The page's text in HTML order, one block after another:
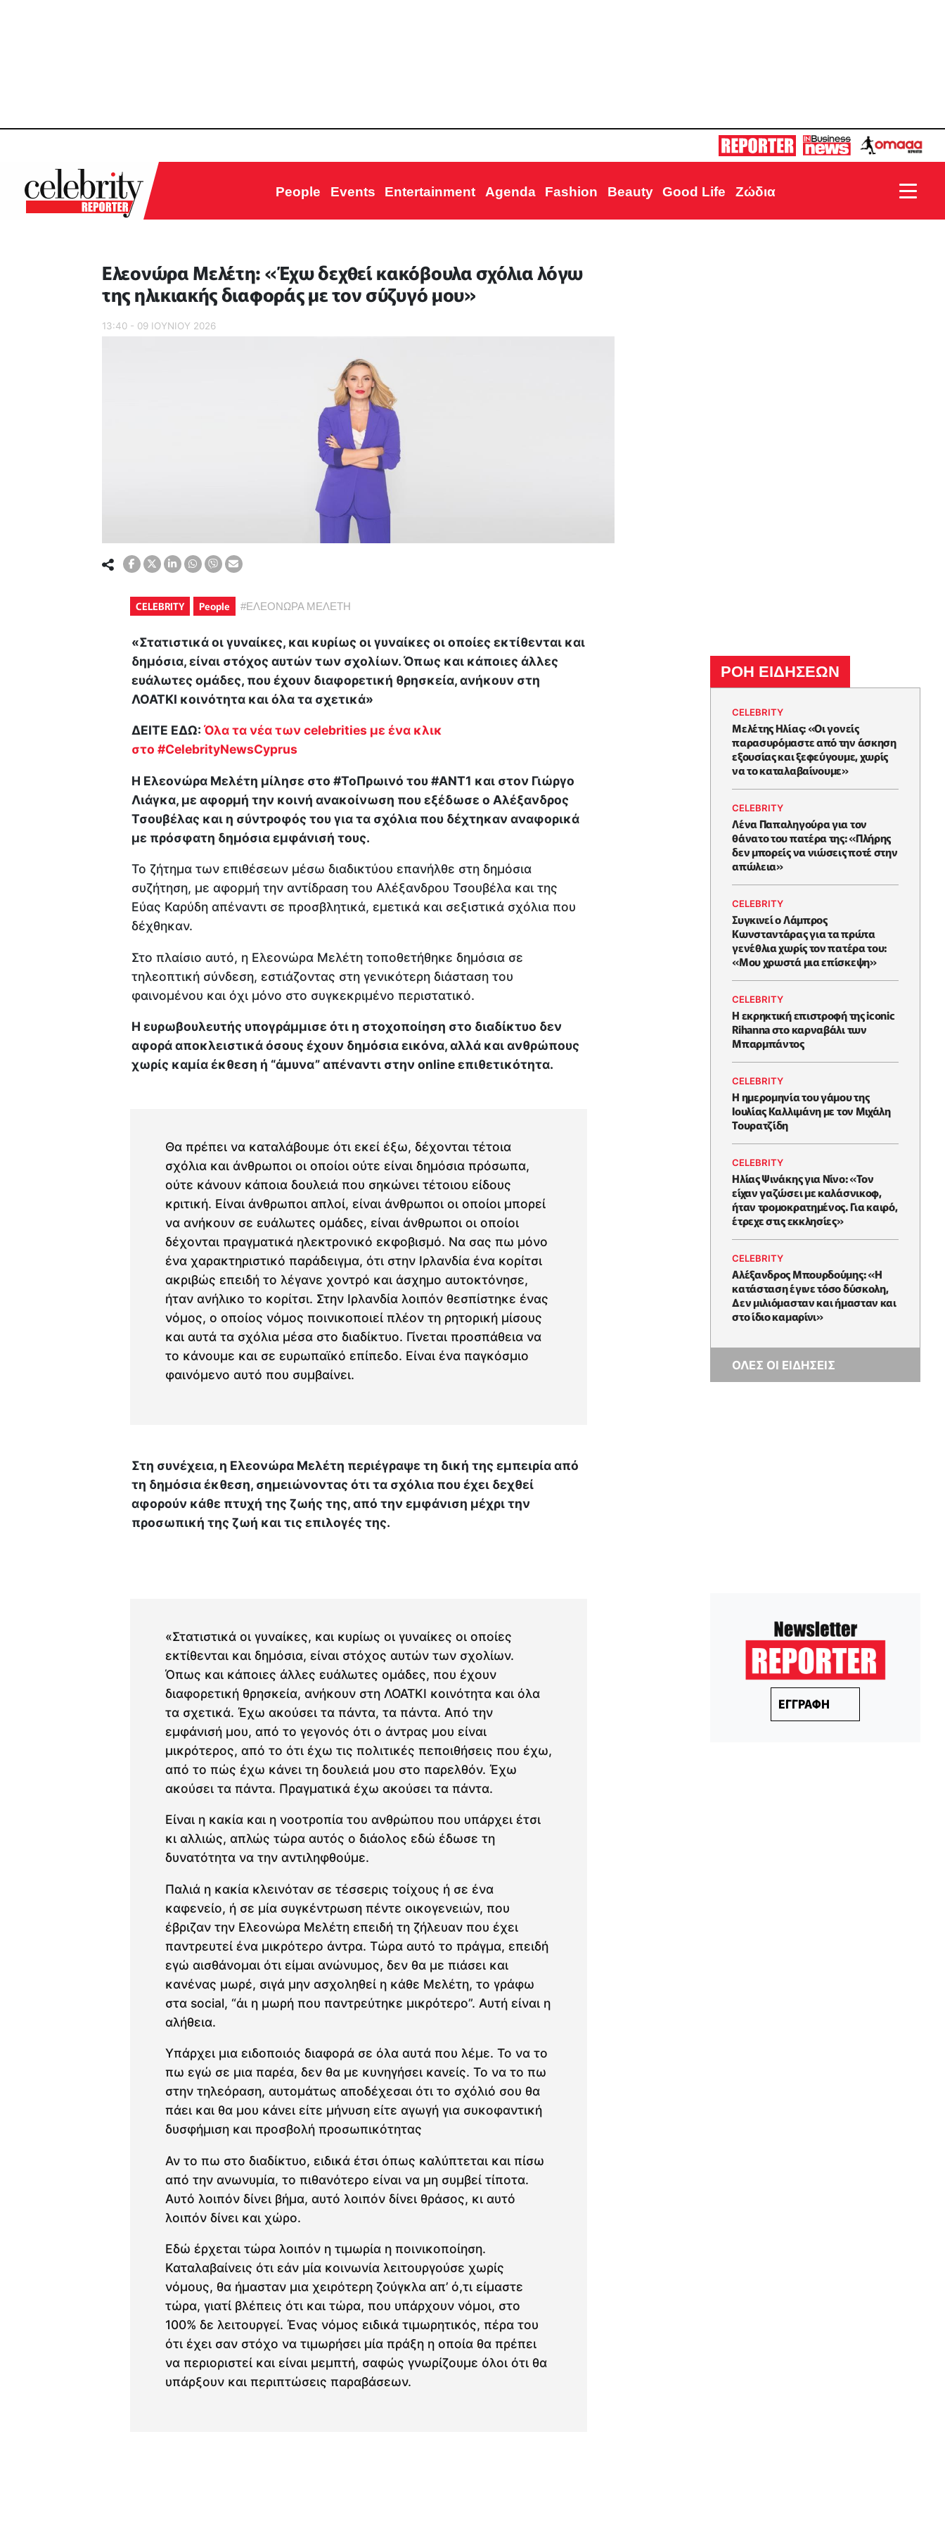
People Events Entertainment Agenda Fashion Beauty Good Life Ζώδια
Ελεονώρα Μελέτη: «Έχω δεχθεί κακόβουλα σχόλια λόγω
της ηλικιακής διαφοράς με τον σύζυγό μου»
13:40 - 09 ΙΟΥΝΙΟΥ 2026
CELEBRITY People #ΕΛΕΟΝΩΡΑ ΜΕΛΕΤΗ
«Στατιστικά οι γυναίκες, και κυρίως οι γυναίκες οι οποίες εκτίθενται και
δημόσια, είναι στόχος αυτών των σχολίων. Όπως και κάποιες άλλες
ευάλωτες ομάδες, που έχουν διαφορετική θρησκεία, ανήκουν στη
ΛΟΑΤΚΙ κοινότητα και όλα τα σχετικά»
ΔΕΙΤΕ ΕΔΩ: Όλα τα νέα των celebrities με ένα κλικ
στο #CelebrityNewsCyprus
Η Ελεονώρα Μελέτη μίλησε στο #ΤοΠρωινό του #ΑΝΤ1 και στον Γιώργο
Λιάγκα, με αφορμή την κοινή ανακοίνωση που εξέδωσε ο Αλέξανδρος
Τσουβέλας και η σύντροφός του για τα σχόλια που δέχτηκαν αναφορικά
με πρόσφατη δημόσια εμφάνισή τους.
Το ζήτημα των επιθέσεων μέσω διαδικτύου επανήλθε στη δημόσια
συζήτηση, με αφορμή την αντίδραση του Αλέξανδρου Τσουβέλα και της
Εύας Καρύδη απέναντι σε προσβλητικά, εμετικά και σεξιστικά σχόλια που
δέχθηκαν.
Στο πλαίσιο αυτό, η Ελεονώρα Μελέτη τοποθετήθηκε δημόσια σε
τηλεοπτική σύνδεση, εστιάζοντας στη γενικότερη διάσταση του
φαινομένου και όχι μόνο στο συγκεκριμένο περιστατικό.
Η ευρωβουλευτής υπογράμμισε ότι η στοχοποίηση στο διαδίκτυο δεν
αφορά αποκλειστικά όσους έχουν δημόσια εικόνα, αλλά και ανθρώπους
χωρίς καμία έκθεση ή “άμυνα” απέναντι στην online επιθετικότητα.
Θα πρέπει να καταλάβουμε ότι εκεί έξω, δέχονται τέτοια
σχόλια και άνθρωποι οι οποίοι ούτε είναι δημόσια πρόσωπα,
ούτε κάνουν κάποια δουλειά που σηκώνει τέτοιου είδους
κριτική. Είναι άνθρωποι απλοί, είναι άνθρωποι οι οποίοι μπορεί
να ανήκουν σε ευάλωτες ομάδες, είναι άνθρωποι οι οποίοι
δέχονται πραγματικά ηλεκτρονικό εκφοβισμό. Να σας πω μόνο
ένα χαρακτηριστικό παράδειγμα, ότι στην Ιρλανδία ένα κορίτσι
ακριβώς επειδή το λέγανε χοντρό και άσχημο αυτοκτόνησε,
ήταν ανήλικο το κορίτσι. Στην Ιρλανδία λοιπόν θεσπίστηκε ένας
νόμος, ο οποίος νόμος ποινικοποιεί πλέον τη ρητορική μίσους
και αυτά τα σχόλια μέσα στο διαδίκτυο. Γίνεται προσπάθεια να
το κάνουμε και σε ευρωπαϊκό επίπεδο. Είναι ένα παγκόσμιο
φαινόμενο αυτό που συμβαίνει.
Στη συνέχεια, η Ελεονώρα Μελέτη περιέγραψε τη δική της εμπειρία από
τη δημόσια έκθεση, σημειώνοντας ότι τα σχόλια που έχει δεχθεί
αφορούν κάθε πτυχή της ζωής της, από την εμφάνιση μέχρι την
προσωπική της ζωή και τις επιλογές της.
«Στατιστικά οι γυναίκες, και κυρίως οι γυναίκες οι οποίες
εκτίθενται και δημόσια, είναι στόχος αυτών των σχολίων.
Όπως και κάποιες άλλες ευάλωτες ομάδες, που έχουν
διαφορετική θρησκεία, ανήκουν στη ΛΟΑΤΚΙ κοινότητα και όλα
τα σχετικά. Έχω ακούσει τα πάντα, τα πάντα. Από την
εμφάνισή μου, από το γεγονός ότι ο άντρας μου είναι
μικρότερος, από το ότι έχω τις πολιτικές πεποιθήσεις που έχω,
από το πώς έχω κάνει τη δουλειά μου στο παρελθόν. Έχω
ακούσει τα πάντα. Πραγματικά έχω ακούσει τα πάντα.
Είναι η κακία και η νοοτροπία του ανθρώπου που υπάρχει έτσι
κι αλλιώς, απλώς τώρα αυτός ο διάολος εδώ έδωσε τη
δυνατότητα να την αντιληφθούμε.
Παλιά η κακία κλεινόταν σε τέσσερις τοίχους ή σε ένα
καφενείο, ή σε μία συγκέντρωση πέντε οικογενειών, που
έβριζαν την Ελεονώρα Μελέτη επειδή τη ζήλευαν που έχει
παντρευτεί ένα μικρότερο άντρα. Τώρα αυτό το πράγμα, επειδή
εγώ αισθάνομαι ότι είμαι ανώνυμος, δεν θα με πιάσει και
κανένας μωρέ, σιγά μην ασχοληθεί η κάθε Μελέτη, το γράφω
στα social, “άι η μωρή που παντρεύτηκε μικρότερο”. Αυτή είναι η
αλήθεια.
Υπάρχει μια ειδοποιός διαφορά σε όλα αυτά που λέμε. Το να το
πω εγώ σε μια παρέα, δεν θα με κυνηγήσει κανείς. Το να το πω
στην τηλεόραση, αυτομάτως αποδέχεσαι ότι το σχόλιό σου θα
πάει και θα μου κάνει είτε μήνυση είτε αγωγή για συκοφαντική
δυσφήμιση και προσβολή προσωπικότητας
Αν το πω στο διαδίκτυο, ειδικά έτσι όπως καλύπτεται και πίσω
από την ανωνυμία, το πιθανότερο είναι να μη συμβεί τίποτα.
Αυτό λοιπόν δίνει βήμα, αυτό λοιπόν δίνει θράσος, κι αυτό
λοιπόν δίνει και χώρο.
Εδώ έρχεται τώρα λοιπόν η τιμωρία η ποινικοποίηση.
Καταλαβαίνεις ότι εάν μία κοινωνία λειτουργούσε χωρίς
νόμους, θα ήμασταν μια χειρότερη ζούγκλα απ’ ό,τι είμαστε
τώρα, γιατί βλέπεις ότι και τώρα, που υπάρχουν νόμοι, στο
100% δε λειτουργεί. Ένας νόμος ειδικά τιμωρητικός, πέρα του
ότι έχει σαν στόχο να τιμωρήσει μία πράξη η οποία θα πρέπει
να περιοριστεί και είναι μεμπτή, σαφώς γνωρίζουμε όλοι ότι θα
υπάρξουν και περιπτώσεις παραβάσεων.
ΡΟΗ ΕΙΔΗΣΕΩΝ
CELEBRITY
Μελέτης Ηλίας: «Οι γονείς
παρασυρόμαστε από την άσκηση
εξουσίας και ξεφεύγουμε, χωρίς
να το καταλαβαίνουμε»
CELEBRITY
Λένα Παπαληγούρα για τον
θάνατο του πατέρα της: «Πλήρης
δεν μπορείς να νιώσεις ποτέ στην
απώλεια»
CELEBRITY
Συγκινεί ο Λάμπρος
Κωνσταντάρας για τα πρώτα
γενέθλια χωρίς τον πατέρα του:
«Μου χρωστά μια επίσκεψη»
CELEBRITY
Η εκρηκτική επιστροφή της iconic
Rihanna στο καρναβάλι των
Μπαρμπάντος
CELEBRITY
Η ημερομηνία του γάμου της
Ιουλίας Καλλιμάνη με τον Μιχάλη
Τουρατζίδη
CELEBRITY
Ηλίας Ψινάκης για Νίνο: «Τον
είχαν γαζώσει με καλάσνικοφ,
ήταν τρομοκρατημένος. Για καιρό,
έτρεχε στις εκκλησίες»
CELEBRITY
Αλέξανδρος Μπουρδούμης: «Η
κατάσταση έγινε τόσο δύσκολη,
Δεν μιλιόμασταν και ήμασταν και
στο ίδιο καμαρίνι»
ΟΛΕΣ ΟΙ ΕΙΔΗΣΕΙΣ
ΕΓΓΡΑΦΗ